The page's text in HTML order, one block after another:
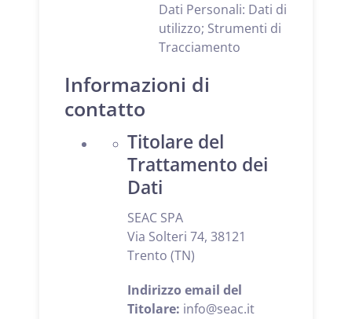
Dati Personali: Dati di
utilizzo; Strumenti di
Tracciamento
Informazioni di
contatto
Titolare del
Trattamento dei
Dati
SEAC SPA
Via Solteri 74, 38121
Trento (TN)
Indirizzo email del
Titolare: info@seac.it